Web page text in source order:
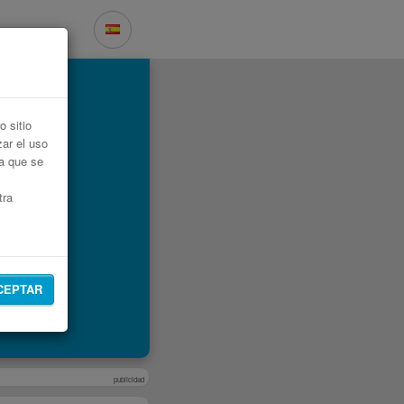
sitio
el uso
que se
publicidad